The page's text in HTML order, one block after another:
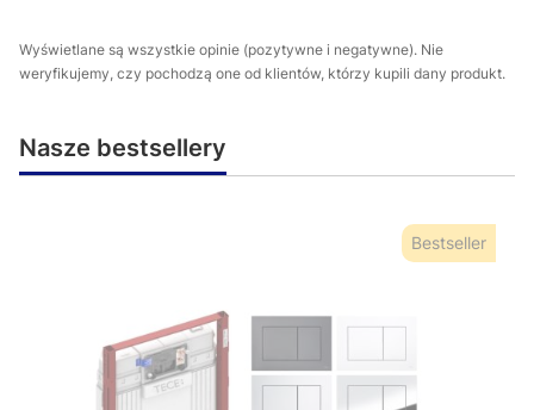
Wyświetlane są wszystkie opinie (pozytywne i negatywne). Nie
weryfikujemy, czy pochodzą one od klientów, którzy kupili dany produkt.
Nasze bestsellery
Bestseller